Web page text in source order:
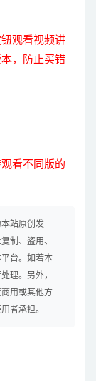
观看视频讲
，防止买错
看不同版的
站原创发
制、盗用、
台。如若本
理。另外，
用或其他方
者承担。